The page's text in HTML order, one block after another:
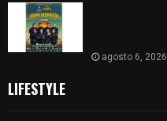
agosto 6, 2026
LIFESTYLE